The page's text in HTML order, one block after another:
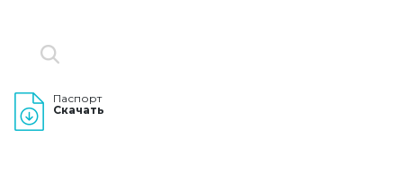
Паспорт
Скачать